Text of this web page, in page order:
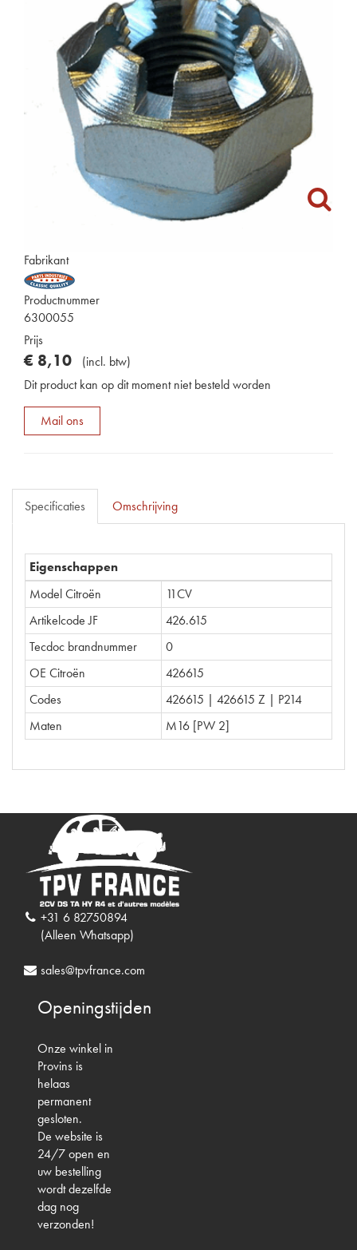
Fabrikant
Productnummer
6300055
Prijs
€ 8,10 (incl. btw)
Dit product kan op dit moment niet besteld worden
Mail ons
Specificaties Omschrijving
Eigenschappen
Model Citroën
11CV
Artikelcode JF
426.615
Tecdoc brandnummer
0
OE Citroën
426615
Codes
426615 | 426615 Z | P214
Maten
M16 [PW 2]
+31 6 82750894
(Alleen Whatsapp)
sales@tpvfrance.com
Openingstijden
Onze winkel in
Provins is
helaas
permanent
gesloten.
De website is
24/7 open en
uw bestelling
wordt dezelfde
dag nog
verzonden!